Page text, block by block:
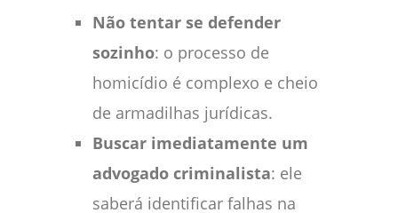
Não tentar se defender
sozinho: o processo de
homicídio é complexo e cheio
de armadilhas jurídicas.
Buscar imediatamente um
advogado criminalista: ele
saberá identificar falhas na